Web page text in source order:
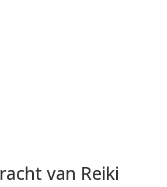
van Reiki